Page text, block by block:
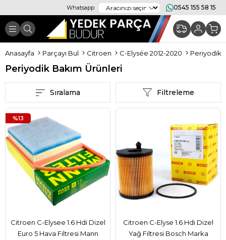
Whatsapp 0545 155 58 15
Anasayfa Parçayı Bul Citroen C-Elysée 2012-2020 Periyodik
Periyodik Bakım Ürünleri
Filtreleme
Sıralama
Citroen C-Elysee 1.6 Hdi Dizel
Euro 5 Hava Filtresi Mann
%13
Citroen C-Elyse 1.6 Hdi Dizel
Yağ Filtresi Bosch Marka